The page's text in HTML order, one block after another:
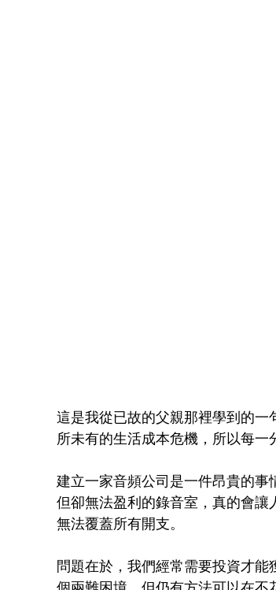
這是我從已故的父親那裡學到的
所未有的生活成本危機，所以每一
建立一家音頻公司是一件昂貴的
但卻無法盈利的錄音室，真的會
無法覆蓋所有開支。
問題在於，我們經常需要投資才